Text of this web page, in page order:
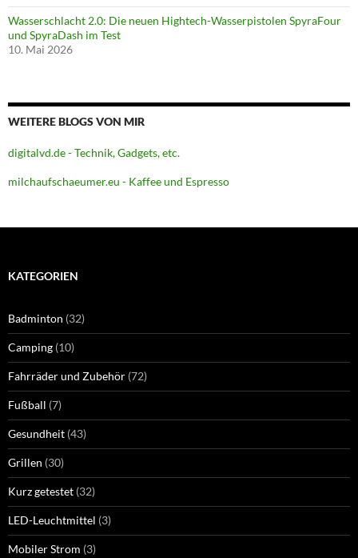
Wasserschlacht 2.0: Die neuen Hightech-Wasserpistolen SpyraFour
und SpyraDash im Test
10. Mai 2026
WEITERE BLOGS VON MIR
digitalvd.de - Technik, Gadgets, etc.
milchaufschaeumer.eu - Kaffee und Espresso
KATEGORIEN
Badminton (32)
Camping (10)
Fahrräder und Zubehör (72)
Fußball (7)
Gesundheit (43)
Grillen (30)
Kurz getestet (32)
LED-Leuchtmittel (3)
Mobiler Strom (3)